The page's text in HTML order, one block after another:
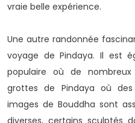
vraie belle expérience.
Une autre randonnée
voyage de Pindaya. Il est
populaire où de
grottes de Pindaya où
images de Bouddha sont